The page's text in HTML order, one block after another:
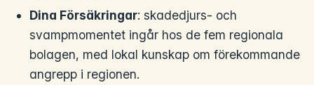
Dina Försäkringar: skadedjurs- och
svampmomentet ingår hos de fem regionala
bolagen, med lokal kunskap om förekommande
angrepp i regionen.